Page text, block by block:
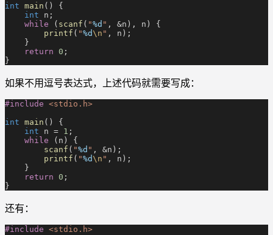
int main () {
    int
n;
    while
( scanf ( "%d " , &n), n) {
        printf
( "%d\n " , n);
    }
    return
0 ;
}
如果不用逗号表达式，上述代码就需要写成：
#include <stdio.h>
int main () {
    int
n = 1 ;
    while
(n) {
        scanf
( "%d " , &n);
        printf
( "%d\n " , n);
    }
    return
0 ;
}
还有：
#include <stdio.h>